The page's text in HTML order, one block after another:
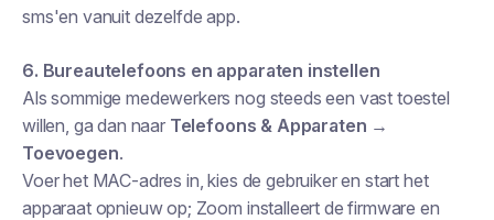
sms'en vanuit dezelfde app.
6. Bureautelefoons en apparaten instellen
Als sommige medewerkers nog steeds een vast toestel
willen, ga dan naar Telefoons & Apparaten →
Toevoegen.
Voer het MAC-adres in, kies de gebruiker en start het
apparaat opnieuw op; Zoom installeert de firmware en